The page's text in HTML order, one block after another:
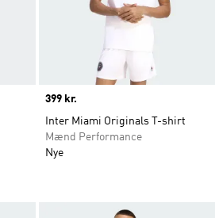
Price
399 kr.
Inter Miami Originals T-shirt
Mænd Performance
Nye